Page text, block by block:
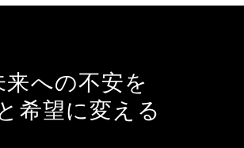
来への不安を
希望に変える